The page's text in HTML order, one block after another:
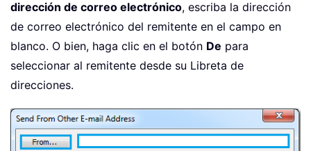
dirección de correo electrónico, escriba la dirección
de correo electrónico del remitente en el campo en
blanco. O bien, haga clic en el botón De para
seleccionar al remitente desde su Libreta de
direcciones.